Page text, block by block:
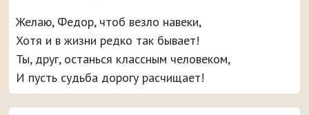
Желаю, Федор, чтоб везло навеки,
Хотя и в жизни редко так бывает!
Ты, друг, останься классным человеком,
И пусть судьба дорогу расчищает!